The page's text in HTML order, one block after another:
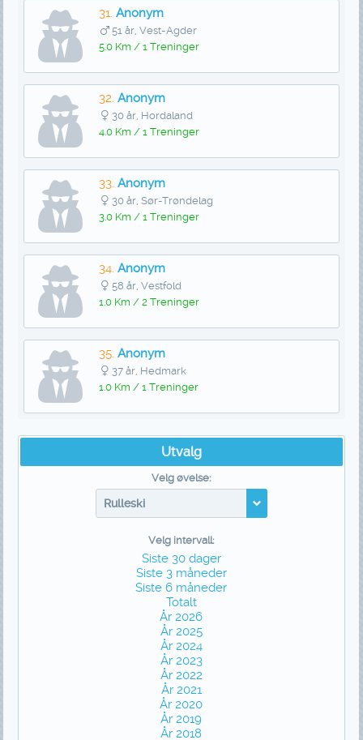
31. Anonym
51 år, Vest-Agder
5.0 Km / 1 Treninger
32. Anonym
30 år, Hordaland
4.0 Km / 1 Treninger
33. Anonym
30 år, Sør-Trøndelag
3.0 Km / 1 Treninger
34. Anonym
58 år, Vestfold
1.0 Km / 2 Treninger
35. Anonym
37 år, Hedmark
1.0 Km / 1 Treninger
Utvalg
Velg øvelse:
Rulleski
Velg intervall:
Siste 30 dager
Siste 3 måneder
Siste 6 måneder
Totalt
År 2026
År 2025
År 2024
År 2023
År 2022
År 2021
År 2020
År 2019
År 2018